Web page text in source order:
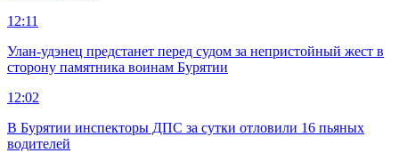
12:11
Улан-удэнец предстанет перед судом за непристойный жест в
сторону памятника воинам Бурятии
12:02
В Бурятии инспекторы ДПС за сутки отловили 16 пьяных
водителей